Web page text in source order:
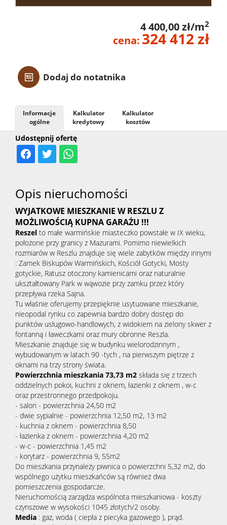
Lokale
Obiekty
4 400,00 zł/m2
cena: 324 412 zł
Dodaj do notatnika
Udostępnij ofertę
Informacje
ogólne
Kalkulator
kredytowy
Kalkulator
kosztów
Opis nieruchomości
WYJATKOWE MIESZKANIE W RESZLU Z
MOŻLIWOŚCIĄ KUPNA GARAŻU !!!
Reszel to małe warmińskie miasteczko powstałe w IX wieku,
położone przy granicy z Mazurami. Pomimo niewielkich
rozmiarów w Reszlu znajduje się wiele zabytków między innymi
: Zamek Biskupów Warmińskich, Kościół Gotycki, Mosty
gotyckie, Ratusz otoczony kamienicami oraz naturalnie
ukształtowany Park w wąwozie przy zamku przez który
przepływa rzeka Sajna.
Tu właśnie oferujemy przepięknie usytuowane mieszkanie,
nieopodal rynku co zapewnia bardzo dobry dostęp do
punktów usługowo-handlowych, z widokiem na zielony skwer z
fontanną i ławeczkami oraz mury obronne Reszla.
Mieszkanie znajduje się w budynku wielorodzinnym ,
wybudowanym w latach 90 -tych , na pierwszym piętrze z
oknami na trzy strony świata.
Powierzchnia mieszkania 73,73 m2 składa się z trzech
oddzielnych pokoi, kuchni z oknem, łazienki z oknem , w-c
oraz przestronnego przedpokoju.
- salon - powierzchnia 24,50 m2
- dwie sypialnie - powierzchnia 12,50 m2, 13 m2
- kuchnia z oknem - powierzchnia 8,50
- łazienka z oknem - powierzchnia 4,20 m2
- w-c - powierzchnia 1,45 m2
- korytarz - powierzchnia 9, 55m2
Do mieszkania przynależy piwnica o powierzchni 5,32 m2, do
wspólnego użytku mieszkańców są również dwa
pomieszczenia gospodarcze.
Nieruchomością zarządza wspólnota mieszkaniowa - koszty
czynszowe w wysokości 1045 złotych/2 osoby.
Media : gaz, woda ( ciepła z piecyka gazowego ), prąd.